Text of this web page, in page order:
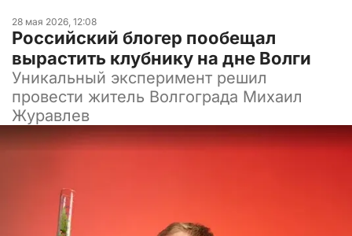
28 мая 2026, 12:08
Российский блогер пообещал
вырастить клубнику на дне Волги
Уникальный эксперимент решил
провести житель Волгограда Михаил
Журавлев